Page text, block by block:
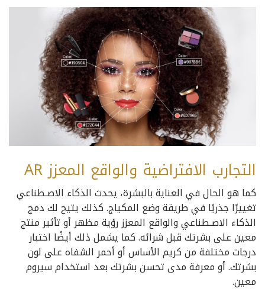
التجارب الافتراضية والواقع المعزز AR
كما هو الحال في العناية بالبشرة، يحدث الذكاء الاصـطناعي
تغييرًا جذريًا في طريقة وضع المكياج. كذلك يتيح لك دمج
الذكاء الاصـطناعي والواقع المعزز رؤية مظهر أو تأثير منتج
معين على بشرتك قبل شرائه. كما يشمل ذلك أيضًا اختبار
درجات مختلفة من كريم الأساس أو أحمر الشفاه على لون
بشرتك. أو معرفة مدى تحسن بشرتك بعد استخدام سيروم
معين.